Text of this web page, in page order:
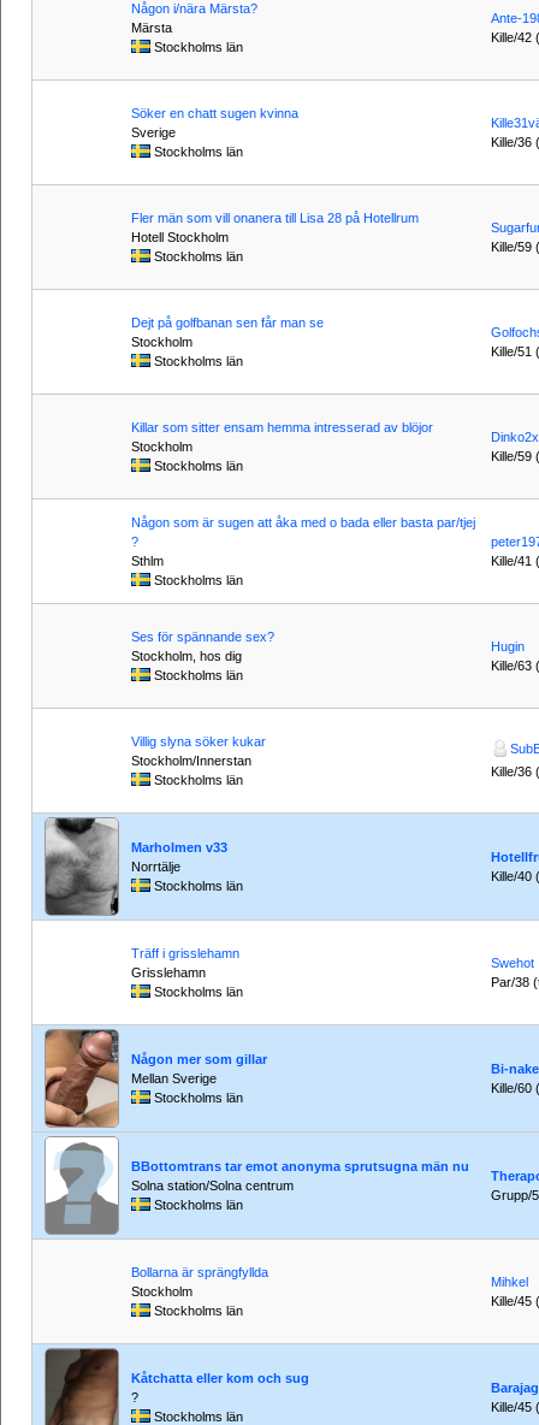
Någon i/nära Märsta?
Märsta
Stockholms län
Ante-
Kille/42
Söker en chatt sugen kvinna
Sverige
Stockholms län
Kille/36
Fler män som vill onanera till Lisa 28 på Hotellrum
Hotell Stockholm
Stockholms län
Kille/59
Dejt på golfbanan sen får man se
Stockholm
Stockholms län
Kille/51
Killar som sitter ensam hemma intresserad av blöjor
Stockholm
Stockholms län
Kille/59
Någon som är sugen att åka med o bada eller basta par/tjej
?
Sthlm
Stockholms län
Kille/41
Ses för spännande sex?
Stockholm, hos dig
Stockholms län
Hugin
Kille/63
Villig slyna söker kukar
Stockholm/Innerstan
Stockholms län
Kille/36
Marholmen v33
Norrtälje
Stockholms län
Kille/40
Träff i grisslehamn
Grisslehamn
Stockholms län
Swehot
Par/38
Någon mer som gillar
Mellan Sverige
Stockholms län
Bi-
Kille/60
BBottomtrans tar emot anonyma sprutsugna män nu
Solna station/Solna centrum
Stockholms län
Grupp/
Bollarna är sprängfyllda
Stockholm
Stockholms län
Mihkel
Kille/45
Kåtchatta eller kom och sug
?
Stockholms län
Kille/45